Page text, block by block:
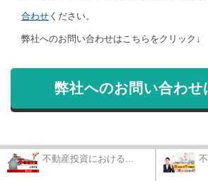
合わせ ください。
弊社へのお問い合わせはこちらをクリック↓
弊社へのお問い合わせ
不動産投資における...